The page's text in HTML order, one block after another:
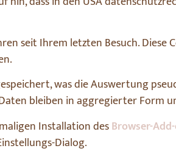
seit Ihrem letzten Besuch.
was die Auswertung
bleiben in aggregierter Form
Installation desBrowser-
Dialog.